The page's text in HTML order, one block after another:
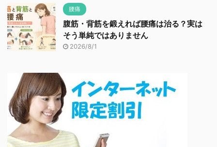
腰痛
腹筋・背筋を鍛えれば腰痛は治る？実は
そう単純ではありません
2026/8/1